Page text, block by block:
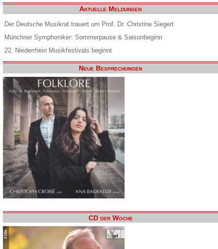
Aktuelle Meldungen
Der Deutsche Musikrat trauert um Prof. Dr. Christine Siegert
Münchner Symphoniker: Sommerpause & Saisonbeginn
22. Niederrhein Musikfestivals beginnt
Neue Besprechungen
CD der Woche